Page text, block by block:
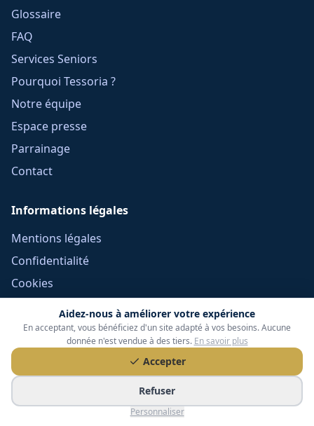
Aidez-nous à améliorer votre expérience
En acceptant, vous bénéficiez d'un site adapté à vos besoins. Aucune
donnée n'est vendue à des tiers. En savoir plus
Accepter
Refuser
Personnaliser
Glossaire
FAQ
Services Seniors
Pourquoi Tessoria ?
Notre équipe
Espace presse
Parrainage
Contact
Informations légales
Mentions légales
Confidentialité
Cookies
Réclamations
CGV Frais Courtage
Méthodologie